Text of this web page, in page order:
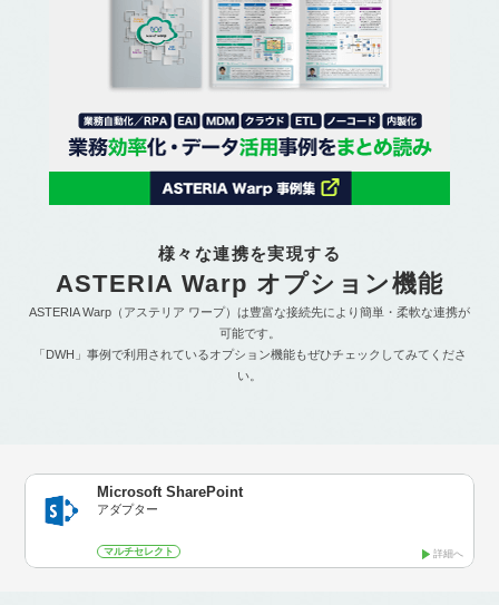
様々な連携を実現する
ASTERIA Warp オプション機能
ASTERIA Warp（アステリア ワープ）は豊富な接続先により簡単・柔軟な連携が
可能です。
「DWH」事例で利用されているオプション機能もぜひチェックしてみてくださ
い。
Microsoft SharePoint
アダプター
詳細へ
マルチセレクト